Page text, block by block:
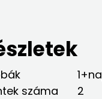
száma
2